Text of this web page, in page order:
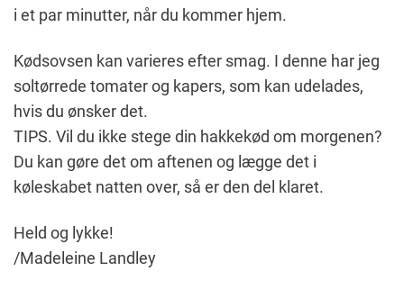
i et par minutter, når du kommer hjem.
Kødsovsen kan varieres efter smag. I denne har jeg
soltørrede tomater og kapers, som kan udelades,
hvis du ønsker det.
TIPS. Vil du ikke stege din hakkekød om morgenen?
Du kan gøre det om aftenen og lægge det i
køleskabet natten over, så er den del klaret.
Held og lykke!
/Madeleine Landley